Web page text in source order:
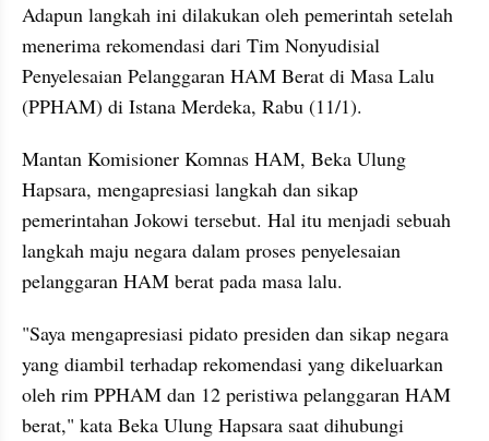
Adapun langkah ini dilakukan oleh pemerintah setelah
menerima rekomendasi dari Tim Nonyudisial
Penyelesaian Pelanggaran HAM Berat di Masa Lalu
(PPHAM) di Istana Merdeka, Rabu (11/1).
Mantan Komisioner Komnas HAM, Beka Ulung
Hapsara, mengapresiasi langkah dan sikap
pemerintahan Jokowi tersebut. Hal itu menjadi sebuah
langkah maju negara dalam proses penyelesaian
pelanggaran HAM berat pada masa lalu.
"Saya mengapresiasi pidato presiden dan sikap negara
yang diambil terhadap rekomendasi yang dikeluarkan
oleh rim PPHAM dan 12 peristiwa pelanggaran HAM
berat," kata Beka Ulung Hapsara saat dihubungi